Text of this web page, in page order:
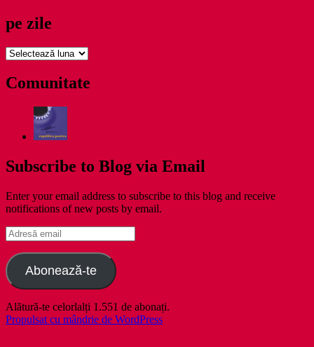
pe zile
pe
Comunitate
Subscribe to Blog via Email
Enter your email address to subscribe to this blog and receive
notifications of new posts by email.
Adresă
email
Abonează-te
Alătură-te celorlalți 1.551 de abonați.
Propulsat cu mândrie de WordPress